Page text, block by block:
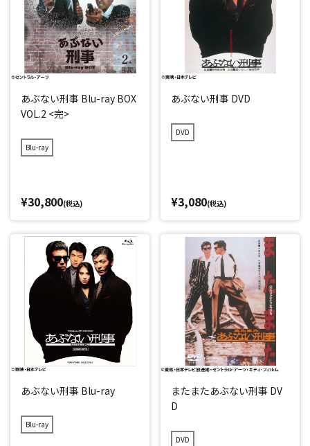
あぶない刑事 Blu-ray BOX
VOL.2 <完>
Blu-ray
¥30,800(税込)
あぶない刑事 DVD
DVD
¥3,080(税込)
あぶない刑事 Blu-ray
Blu-ray
またまたあぶない刑事 DV
D
DVD